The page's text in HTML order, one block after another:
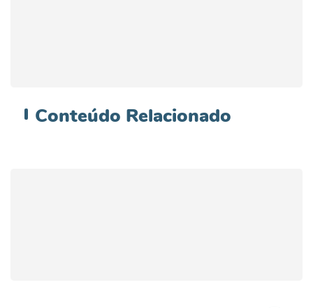
Conteúdo Relacionado